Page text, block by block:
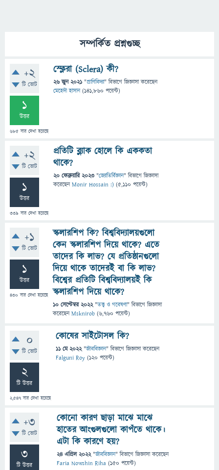
সম্পর্কিত প্রশ্নগুচ্ছ
+2
টি ভোট
1
উত্তর
685 বার দেখা হয়েছে
স্ক্লেরা (Sclera) কী?
26 জুন 2021 "প্রাণিবিদ্যা" বিভাগে জিজ্ঞাসাকরেছেন
মেহেদী হাসান (141,860 পয়েন্ট)
+2
টি ভোট
1
উত্তর
339 বার দেখা হয়েছে
প্রতিটি ব্ল্যাক হোলে কি এককতা
থাকে?
20 ফেব্রুয়ারি 2023 "জ্যোতির্বিজ্ঞান" বিভাগে জিজ্ঞাসা
করেছেনMonir Hossain :) (5,110 পয়েন্ট)
+1
টি ভোট
1
উত্তর
430 বার দেখা হয়েছে
স্কলারশিপ কি? বিশ্ববিদ্যালয়গুলো
কেন স্কলারশিপ দিয়ে থাকে? এতে
তাদের কি লাভ? যে প্রতিষ্ঠানগুলো
দিয়ে থাকে তাদেরই বা কি লাভ?
বিশ্বের প্রতিটি বিশ্ববিদ্যালয়ই কি
স্কলারশিপ দিয়ে থাকে?
10 সেপ্টেম্বর 2022 "তত্ত্ব ও গবেষণা" বিভাগে জিজ্ঞাসা
করেছেনMsknirob (6,760 পয়েন্ট)
0
টি ভোট
2
টি উত্তর
2,547 বার দেখা হয়েছে
কোষের সাইটোসল কি?
11 মে 2022 "জীববিজ্ঞান" বিভাগে জিজ্ঞাসাকরেছেন
Falguni Roy (120 পয়েন্ট)
+3
টি ভোট
3
টি উত্তর
কোনো কারণ ছাড়া মাঝে মাঝে
হাতের আংগুলগুলো কাপঁতে থাকে।
এটা কি কারণে হয়?
24 এপ্রিল 2022 "জীববিজ্ঞান" বিভাগে জিজ্ঞাসাকরেছেন
Faria Nowshin Riha (150 পয়েন্ট)